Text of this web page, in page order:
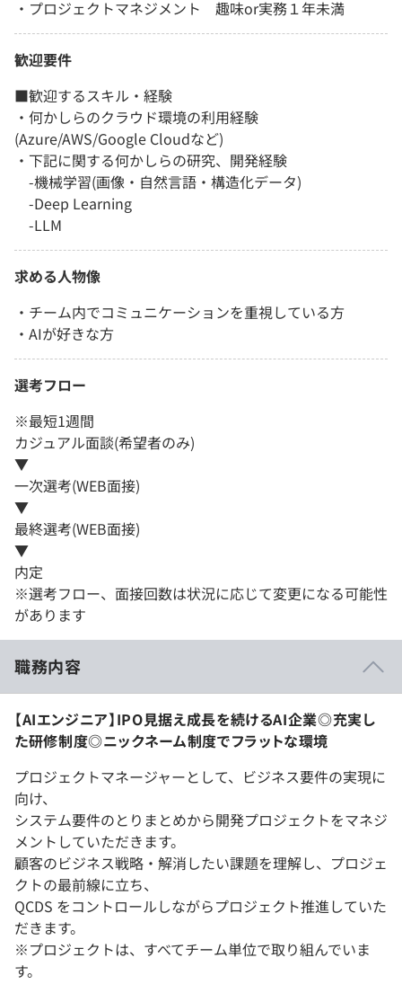
・プロジェクトマネジメント 趣味or実務１年未満
歓迎要件
■歓迎するスキル・経験
・何かしらのクラウド環境の利用経験
(Azure/AWS/Google Cloudなど)
・下記に関する何かしらの研究、開発経験
-機械学習(画像・自然言語・構造化データ)
-Deep Learning
-LLM
求める人物像
・チーム内でコミュニケーションを重視している方
・AIが好きな方
選考フロー
※最短1週間
カジュアル面談(希望者のみ)
▼
一次選考(WEB面接)
▼
最終選考(WEB面接)
▼
内定
※選考フロー、面接回数は状況に応じて変更になる可能性
があります
職務内容
【AIエンジニア】IPO見据え成長を続けるAI企業◎充実し
た研修制度◎ニックネーム制度でフラットな環境
プロジェクトマネージャーとして、ビジネス要件の実現に
向け、
システム要件のとりまとめから開発プロジェクトをマネジ
メントしていただきます。
顧客のビジネス戦略・解消したい課題を理解し、プロジェ
クトの最前線に立ち、
QCDS をコントロールしながらプロジェクト推進していた
だきます。
※プロジェクトは、すべてチーム単位で取り組んでいま
す。